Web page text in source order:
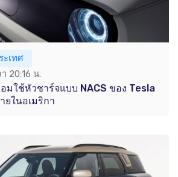
ะเทศ
20:16 น.
อมใช้หัวชาร์จแบบ NACS ของ Tesla
ยในอเมริกา